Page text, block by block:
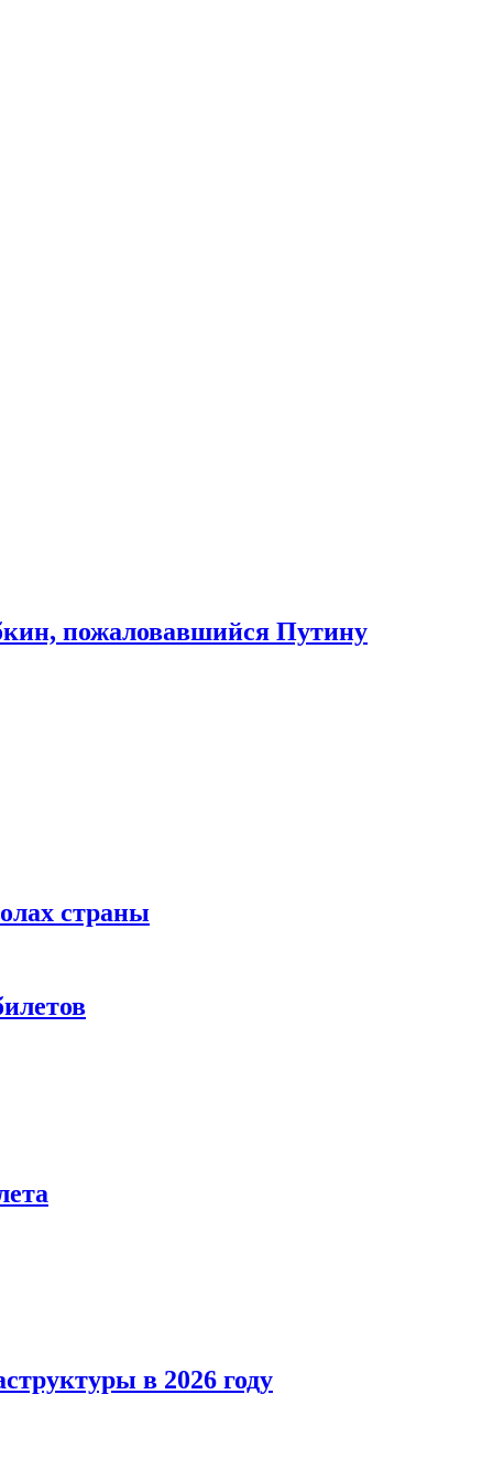
пожаловавшийся Путину
страны
в 2026 году